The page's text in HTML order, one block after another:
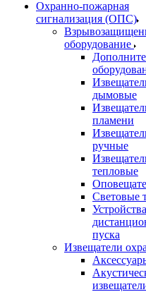
Охранно-пожарная
сигнализация (ОПС)
оборудование
дымовые
пламени
ручные
тепловые
Световые
Устройства
пуска
Извещатели